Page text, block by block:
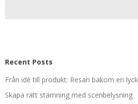
Recent Posts
Från idé till produkt: Resan bakom en
Skapa rätt stämning med scenbelysning